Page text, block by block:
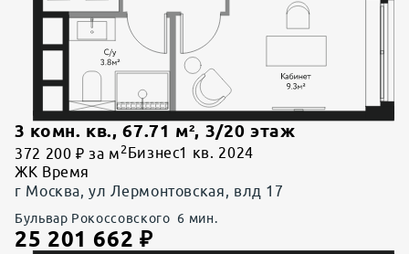
3 комн. кв., 67.71 м², 3/20 этаж
372 200 ₽ за м 2 Бизнес1 кв. 2024
ЖК Время
г Москва, ул Лермонтовская, влд 17
Бульвар Рокоссовского 6 мин.
25 201 662 ₽